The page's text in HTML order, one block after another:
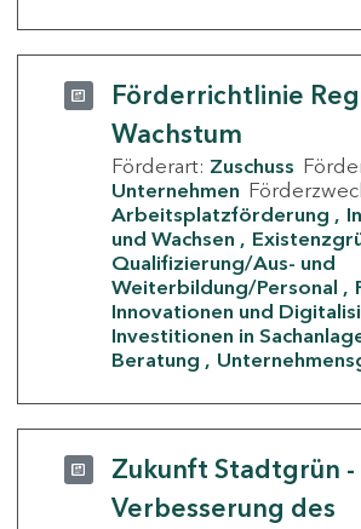
Förderrichtlinie
Wachstum
Förderart: Zuschuss
Unternehmen
Arbeitsplatzförderung
und Wachsen
Qualifizierung/Aus- und
Weiterbildung/Personal
Innovationen und
Investitionen in
Beratung
Zukunft Stadtgrün -
Verbesserung des